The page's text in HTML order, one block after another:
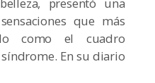
presentó una
que más
como el cuadro
En su diario